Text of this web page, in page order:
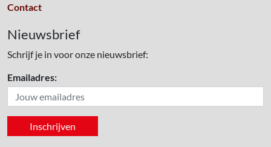
Contact
Nieuwsbrief
Schrijf je in voor onze nieuwsbrief:
Emailadres: